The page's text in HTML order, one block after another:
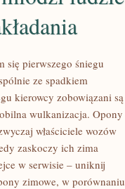
się pierwszego śniegu
ze spadkiem
kierowcy zobowiązani są
wulkanizacja. Opony
właściciele wozów
zaskoczy ich zima
w serwisie – uniknij
zimowe, w porównaniu